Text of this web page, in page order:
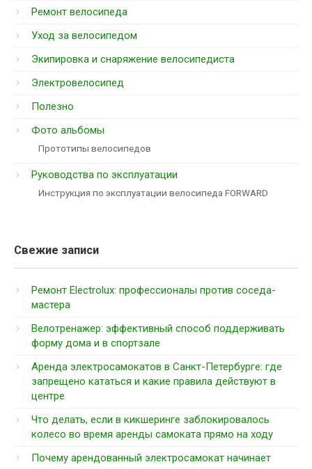
Ремонт велосипеда
Уход за велосипедом
Экипировка и снаряжение велосипедиста
Электровелосипед
Полезно
Фото альбомы
Прототипы велосипедов
Руководства по эксплуатации
Инструкция по эксплуатации велосипеда FORWARD
Свежие записи
Ремонт Electrolux: профессионалы против соседа-
мастера
Велотренажер: эффективный способ поддерживать
форму дома и в спортзале
Аренда электросамокатов в Санкт-Петербурге: где
запрещено кататься и какие правила действуют в
центре
Что делать, если в кикшеринге заблокировалось
колесо во время аренды самоката прямо на ходу
Почему арендованный электросамокат начинает